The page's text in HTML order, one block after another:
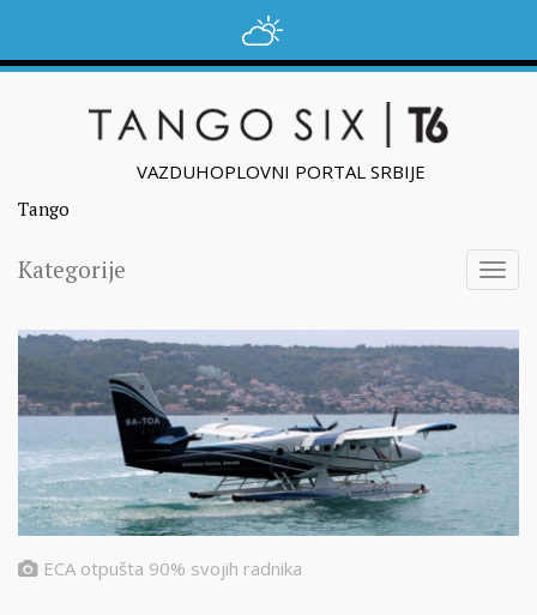
VAZDUHOPLOVNI PORTAL SRBIJE
Tango
Kategorije
ECA otpušta 90% svojih radnika